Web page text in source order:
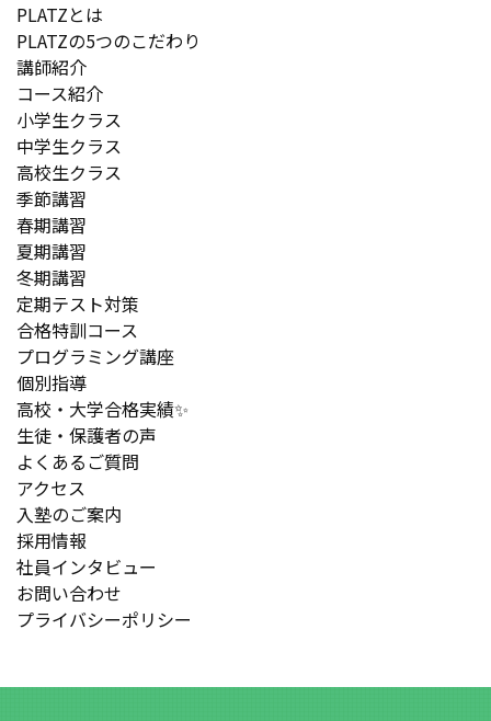
PLATZとは
PLATZの5つのこだわり
講師紹介
コース紹介
小学生クラス
中学生クラス
高校生クラス
季節講習
春期講習
夏期講習
冬期講習
定期テスト対策
合格特訓コース
プログラミング講座
個別指導
高校・大学合格実績✨
生徒・保護者の声
よくあるご質問
アクセス
入塾のご案内
採用情報
社員インタビュー
お問い合わせ
プライバシーポリシー